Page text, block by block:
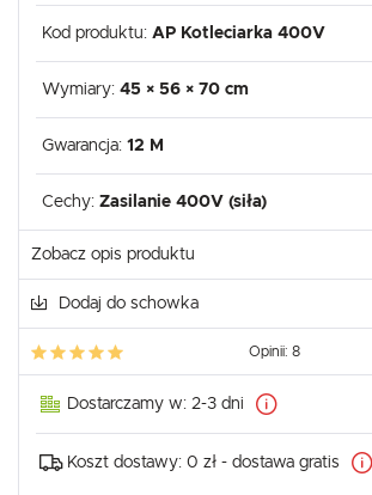
Kod produktu: AP Kotleciarka 400V
Wymiary: 45 × 56 × 70 cm
Gwarancja: 12 M
Cechy: Zasilanie 400V (siła)
Zobacz opis produktu
Dodaj do schowka
Opinii: 8
Dostarczamy w: 2-3 dni
Koszt dostawy: 0 zł - dostawa gratis